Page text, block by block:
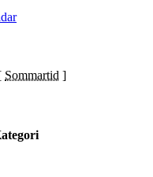
Sommartid ]